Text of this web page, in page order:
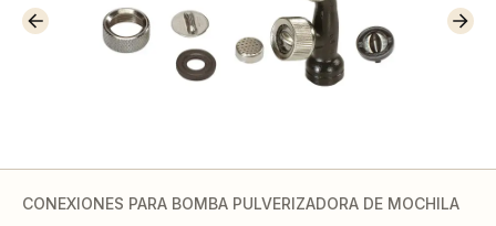
CONEXIONES PARA BOMBA PULVERIZADORA DE MOCHILA